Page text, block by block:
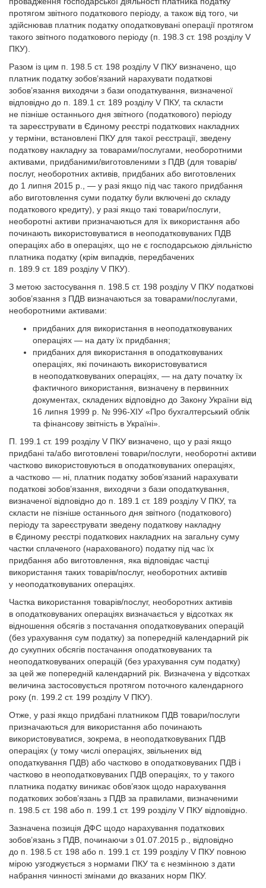
протягом звітного податкового періоду, а також від того, чи
здійснював платник податку оподатковувані операції протягом
такого звітного податкового періоду (п. 198.3 ст. 198 розділу V
ПКУ).
Разом із цим п. 198.5 ст. 198 розділу V ПКУ визначено, що
платник податку зобов’язаний нарахувати податкові
зобов’язання виходячи з бази оподаткування, визначеної
відповідно до п. 189.1 ст. 189 розділу V ПКУ, та скласти
не пізніше останнього дня звітного (податкового) періоду
та зареєструвати в Єдиному реєстрі податкових накладних
у терміни, встановлені ПКУ для такої реєстрації, зведену
податкову накладну за товарами/послугами, необоротними
активами, придбаними/виготовленими з ПДВ (для товарів/
послуг, необоротних активів, придбаних або виготовлених
до 1 липня 2015 р., — у разі якщо під час такого придбання
або виготовлення суми податку були включені до складу
податкового кредиту), у разі якщо такі товари/послуги,
необоротні активи призначаються для їх використання або
починають використовуватися в неоподатковуваних ПДВ
операціях або в операціях, що не є господарською діяльністю
платника податку (крім випадків, передбачених
п. 189.9 ст. 189 розділу V ПКУ).
З метою застосування п. 198.5 ст. 198 розділу V ПКУ податкові
зобов’язання з ПДВ визначаються за товарами/послугами,
необоротними активами:
придбаних для використання в неоподатковуваних
операціях — на дату їх придбання;
придбаних для використання в оподатковуваних
операціях, які починають використовуватися
в неоподатковуваних операціях, — на дату початку їх
фактичного використання, визначену в первинних
документах, складених відповідно до Закону України від
16 липня 1999 р. № 996-ХІУ «Про бухгалтерський облік
та фінансову звітність в Україні».
П. 199.1 ст. 199 розділу V ПКУ визначено, що у разі якщо
придбані та/або виготовлені товари/послуги, необоротні активи
частково використовуються в оподатковуваних операціях,
а частково — ні, платник податку зобов’язаний нарахувати
податкові зобов’язання, виходячи з бази оподаткування,
визначеної відповідно до п. 189.1 ст. 189 розділу V ПКУ, та
скласти не пізніше останнього дня звітного (податкового)
періоду та зареєструвати зведену податкову накладну
в Єдиному реєстрі податкових накладних на загальну суму
частки сплаченого (нарахованого) податку під час їх
придбання або виготовлення, яка відповідає частці
використання таких товарів/послуг, необоротних активів
у неоподатковуваних операціях.
Частка використання товарів/послуг, не­оборотних активів
в оподатковуваних операціях визначається у відсотках як
відношення обсягів з постачання оподатковуваних операцій
(без урахування сум податку) за поперед­ній календарний рік
до сукупних обсягів постачання оподатковуваних та
неоподатковуваних операцій (без урахування сум податку)
за цей же попередній календарний рік. Визначена у відсотках
величина застосовується протягом поточного календарного
року (п. 199.2 ст. 199 розділу V ПКУ).
Отже, у разі якщо придбані платником ПДВ товари/послуги
призначаються для використання або починають
використовуватися, зокрема, в неоподатковуваних ПДВ
операціях (у тому числі операціях, звільнених від
оподаткування ПДВ) або частково в оподатковуваних ПДВ і
частково в неоподатковуваних ПДВ операціях, то у такого
платника податку виникає обов’язок щодо нарахування
податкових зобов’язань з ПДВ за правилами, визначеними
п. 198.5 ст. 198 або п. 199.1 ст. 199 розділу V ПКУ відповідно.
Зазначена позиція ДФС щодо нарахування податкових
зобов’язань з ПДВ, починаючи з 01.07.2015 р., відповідно
до п. 198.5 ст. 198 або п. 199.1 ст. 199 розділу V ПКУ повною
мірою узгоджується з нормами ПКУ та є незмінною з дати
набрання чинності змінами до вказаних норм ПКУ.